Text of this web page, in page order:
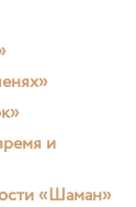
и
«Шаман»